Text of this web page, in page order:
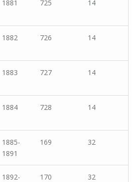
1881 725 14
1882 726 14
1883 727 14
1884 728 14
1885-
1891
169 32
1892-
170 32